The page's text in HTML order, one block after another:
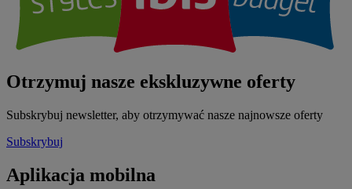
Otrzymuj nasze ekskluzywne oferty
Subskrybuj newsletter, aby otrzymywać nasze najnowsze oferty
Subskrybuj
Aplikacja mobilna